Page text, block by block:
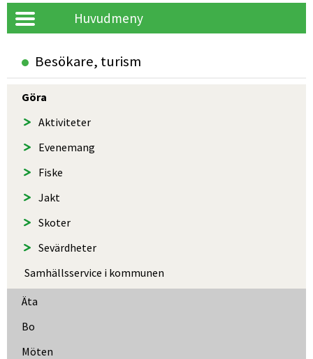
Huvudmeny
Besökare, turism
Göra
Aktiviteter
Evenemang
Fiske
Jakt
Skoter
Sevärdheter
Samhällsservice i kommunen
Äta
Bo
Möten